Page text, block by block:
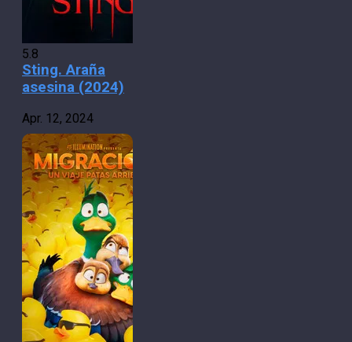
5.8
Sting. Araña
asesina (2024)
Apr. 12, 2024